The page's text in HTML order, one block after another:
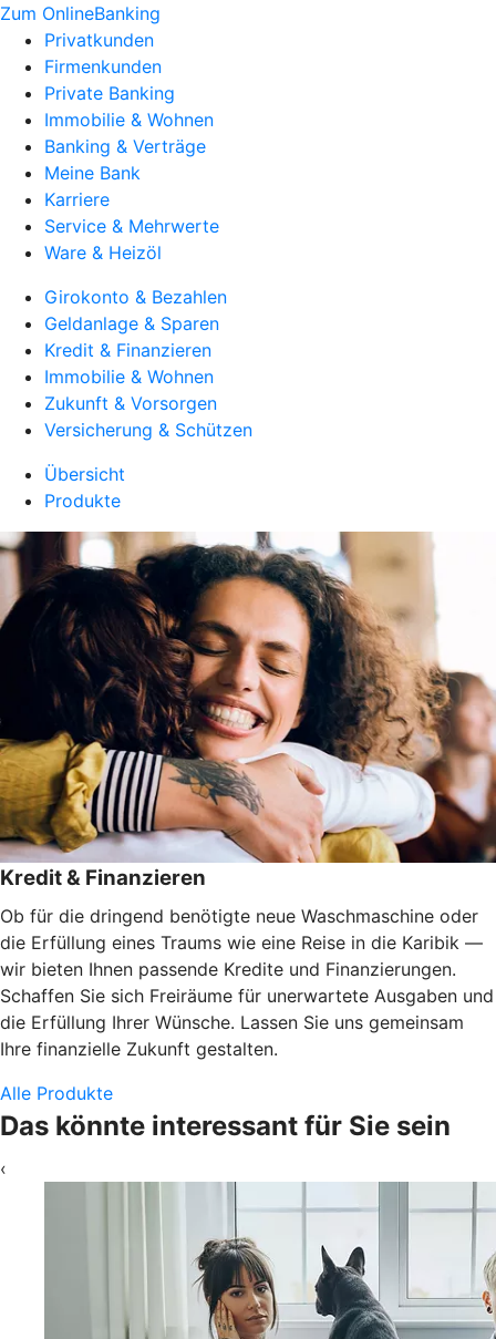
Zum OnlineBanking
Privatkunden
Firmenkunden
Private Banking
Immobilie & Wohnen
Banking & Verträge
Meine Bank
Karriere
Service & Mehrwerte
Ware & Heizöl
Girokonto & Bezahlen
Geldanlage & Sparen
Kredit & Finanzieren
Immobilie & Wohnen
Zukunft & Vorsorgen
Versicherung & Schützen
Übersicht
Produkte
Kredit & Finanzieren
Ob für die dringend benötigte neue Waschmaschine oder
die Erfüllung eines Traums wie eine Reise in die Karibik —
wir bieten Ihnen passende Kredite und Finanzierungen.
Schaffen Sie sich Freiräume für unerwartete Ausgaben und
die Erfüllung Ihrer Wünsche. Lassen Sie uns gemeinsam
Ihre finanzielle Zukunft gestalten.
Alle Produkte
Das könnte interessant für Sie sein
‹